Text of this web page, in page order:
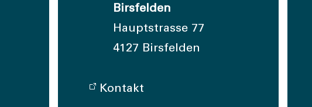
Birsfelden
Hauptstrasse 77
4127 Birsfelden
Kontakt